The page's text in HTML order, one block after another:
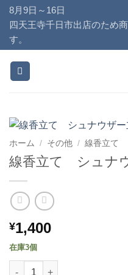
Skip
content
8月9日～16日
四天王寺千日市出店のため
す。
ホーム / その他 / 線香立て
線香立て シュナ
¥1,400
在庫3個
線香立て シュナウザー立ち耳